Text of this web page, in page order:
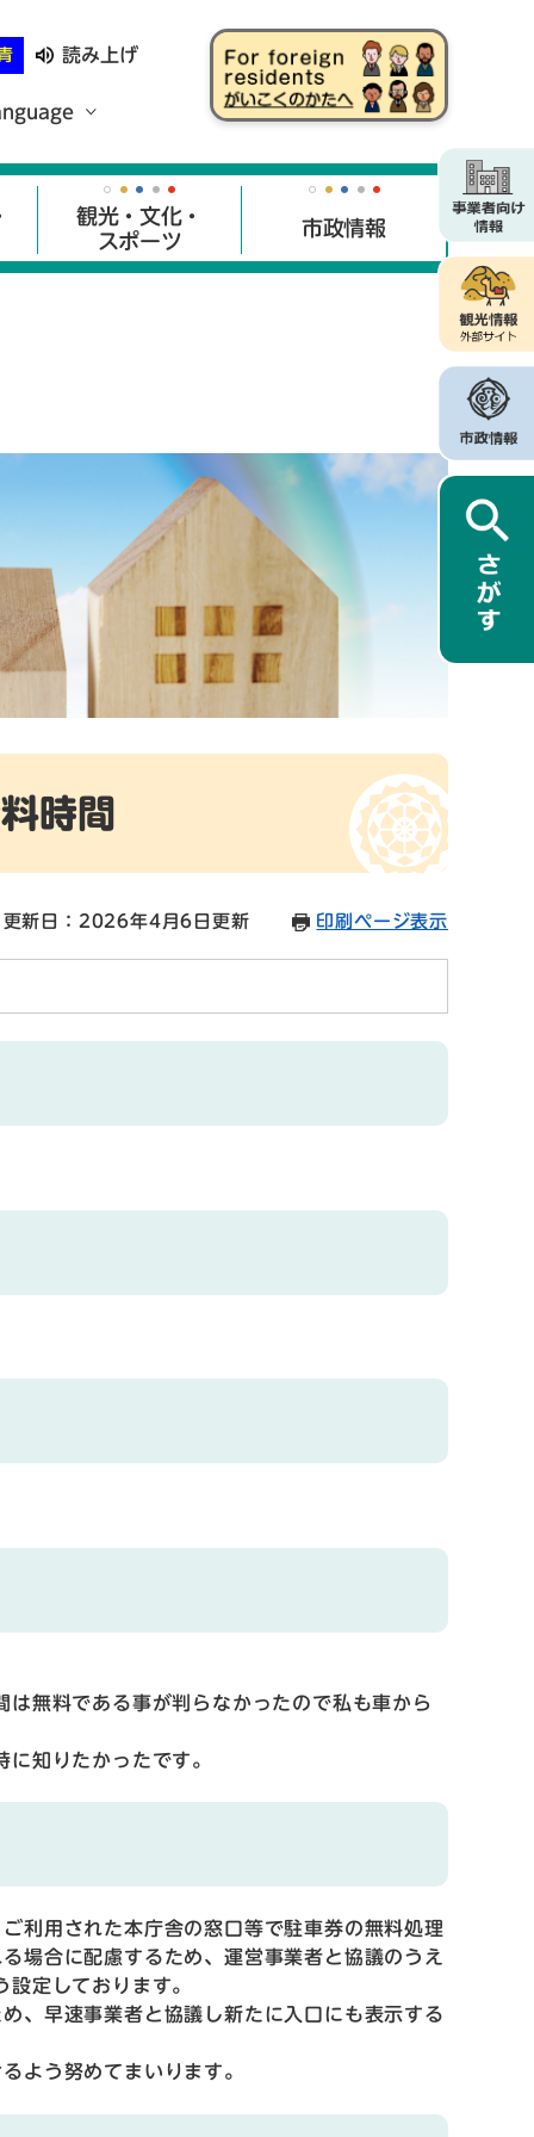
読み上げ
観光・文化・
スポーツ
市政情報
時間
更新日：2026年4月6日更新 印刷ページ表示
無料である事が判らなかったので私も車から
知りたかったです。
利用された本庁舎の窓口等で駐車券の無料処理
場合に配慮するため、運営事業者と協議のうえ
定しております。
、早速事業者と協議し新たに入口にも表示する
よう努めてまいります。